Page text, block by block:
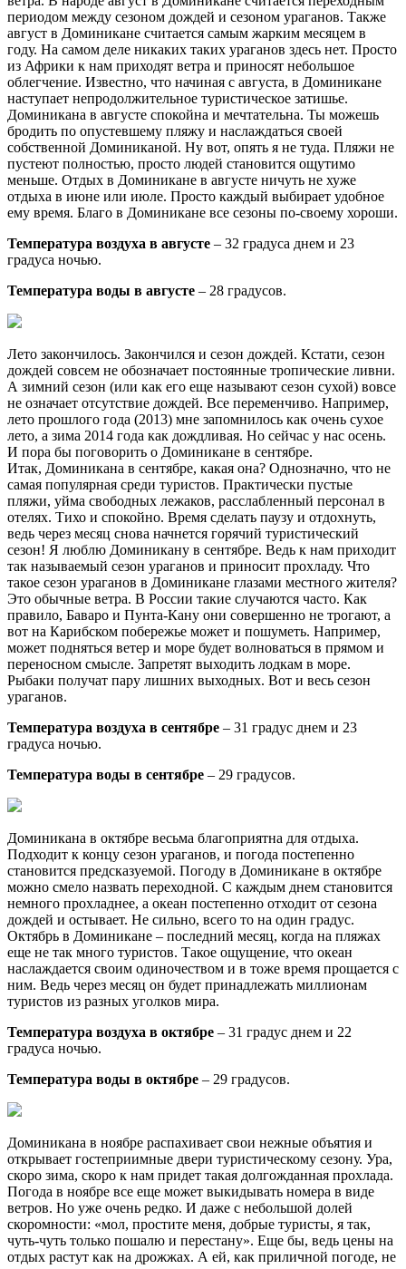
периодом между сезоном дождей и сезоном ураганов. Также
август в Доминикане считается самым жарким месяцем в
году. На самом деле никаких таких ураганов здесь нет. Просто
из Африки к нам приходят ветра и приносят небольшое
облегчение. Известно, что начиная с августа, в Доминикане
наступает непродолжительное туристическое затишье.
Доминикана в августе спокойна и мечтательна. Ты можешь
бродить по опустевшему пляжу и наслаждаться своей
собственной Доминиканой. Ну вот, опять я не туда. Пляжи не
пустеют полностью, просто людей становится ощутимо
меньше. Отдых в Доминикане в августе ничуть не хуже
отдыха в июне или июле. Просто каждый выбирает удобное
ему время. Благо в Доминикане все сезоны по-своему хороши.
Температура воздуха в августе – 32 градуса днем и 23
градуса ночью.
Температура воды в августе – 28 градусов.
Лето закончилось. Закончился и сезон дождей. Кстати, сезон
дождей совсем не обозначает постоянные тропические ливни.
А зимний сезон (или как его еще называют сезон сухой) вовсе
не означает отсутствие дождей. Все переменчиво. Например,
лето прошлого года (2013) мне запомнилось как очень сухое
лето, а зима 2014 года как дождливая. Но сейчас у нас осень.
И пора бы поговорить о Доминикане в сентябре.
Итак, Доминикана в сентябре, какая она? Однозначно, что не
самая популярная среди туристов. Практически пустые
пляжи, уйма свободных лежаков, расслабленный персонал в
отелях. Тихо и спокойно. Время сделать паузу и отдохнуть,
ведь через месяц снова начнется горячий туристический
сезон! Я люблю Доминикану в сентябре. Ведь к нам приходит
так называемый сезон ураганов и приносит прохладу. Что
такое сезон ураганов в Доминикане глазами местного жителя?
Это обычные ветра. В России такие случаются часто. Как
правило, Баваро и Пунта-Кану они совершенно не трогают, а
вот на Карибском побережье может и пошуметь. Например,
может подняться ветер и море будет волноваться в прямом и
переносном смысле. Запретят выходить лодкам в море.
Рыбаки получат пару лишних выходных. Вот и весь сезон
ураганов.
Температура воздуха в сентябре – 31 градус днем и 23
градуса ночью.
Температура воды в сентябре – 29 градусов.
Доминикана в октябре весьма благоприятна для отдыха.
Подходит к концу сезон ураганов, и погода постепенно
становится предсказуемой. Погоду в Доминикане в октябре
можно смело назвать переходной. С каждым днем становится
немного прохладнее, а океан постепенно отходит от сезона
дождей и остывает. Не сильно, всего то на один градус.
Октябрь в Доминикане – последний месяц, когда на пляжах
еще не так много туристов. Такое ощущение, что океан
наслаждается своим одиночеством и в тоже время прощается с
ним. Ведь через месяц он будет принадлежать миллионам
туристов из разных уголков мира.
Температура воздуха в октябре – 31 градус днем и 22
градуса ночью.
Температура воды в октябре – 29 градусов.
Доминикана в ноябре распахивает свои нежные объятия и
открывает гостеприимные двери туристическому сезону. Ура,
скоро зима, скоро к нам придет такая долгожданная прохлада.
Погода в ноябре все еще может выкидывать номера в виде
ветров. Но уже очень редко. И даже с небольшой долей
скоромности: «мол, простите меня, добрые туристы, я так,
чуть-чуть только пошалю и перестану». Еще бы, ведь цены на
отдых растут как на дрожжах. А ей, как приличной погоде, не